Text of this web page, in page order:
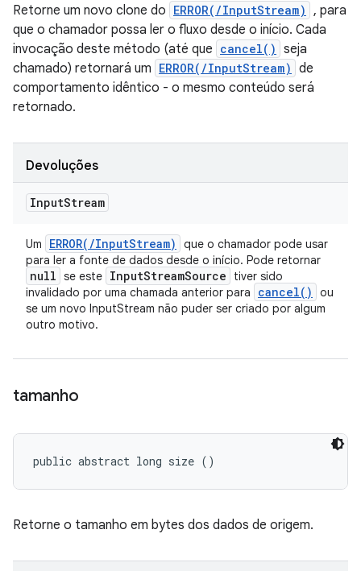
Retorne um novo clone do ERROR(/InputStream) , para
que o chamador possa ler o fluxo desde o início. Cada
invocação deste método (até que cancel() seja
chamado) retornará um ERROR(/InputStream) de
comportamento idêntico - o mesmo conteúdo será
retornado.
Devoluções
InputStream
Um ERROR( /InputStream)
que o chamador pode usar
para ler a fonte de dados desde o início. Pode retornar
null se este InputStreamSource
tiver sido
invalidado por uma chamada anterior para
cancel( )
ou
se um novo InputStream não puder ser criado por algum
outro motivo.
tamanho
public abstract long size ()
Retorne o tamanho em bytes dos dados de origem.